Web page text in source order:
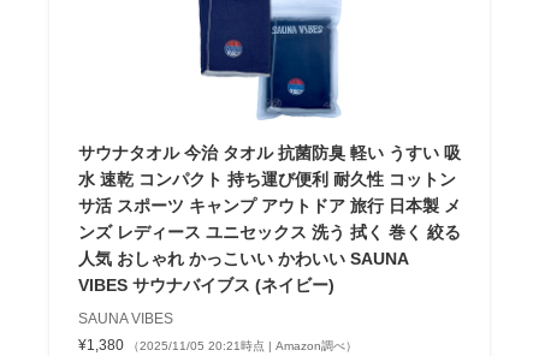
サウナタオル 今治 タオル 抗菌防臭 軽い うすい 吸
水 速乾 コンパクト 持ち運び便利 耐久性 コットン
サ活 スポーツ キャンプ アウトドア 旅行 日本製 メ
ンズ レディース ユニセックス 洗う 拭く 巻く 絞る
人気 おしゃれ かっこいい かわいい SAUNA
VIBES サウナバイブス (ネイビー)
SAUNA VIBES
¥1,380
（2025/11/05 20:21時点 | Amazon調べ）